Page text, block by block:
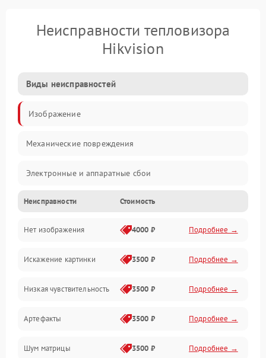
Неисправности тепловизора
Hikvision
Виды неисправностей
Изображение
Механические повреждения
Электронные и аппаратные сбои
Неисправности сенсора и оптики
Программные ошибки
Электропитание
Измерения
Матрица
Проблемы питания
Неисправности Стоимость
Нет изображения 4000 ₽ Подробнее →
Искажение картинки 3500 ₽ Подробнее →
Низкая чувствительность 3500 ₽ Подробнее →
Артефакты 3500 ₽ Подробнее →
Шум матрицы 3500 ₽ Подробнее →